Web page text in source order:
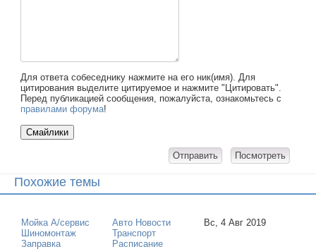
Для ответа собеседнику нажмите на его ник(имя). Для
цитирования выделите цитируемое и нажмите "Цитировать".
Перед публикацией сообщения, пожалуйста, ознакомьтесь с
правилами форума!
Похожие темы
Мойка А/сервис
Шиномонтаж
Заправка
Авто Новости
Транспорт
Расписание
Вс, 4 Авг 2019